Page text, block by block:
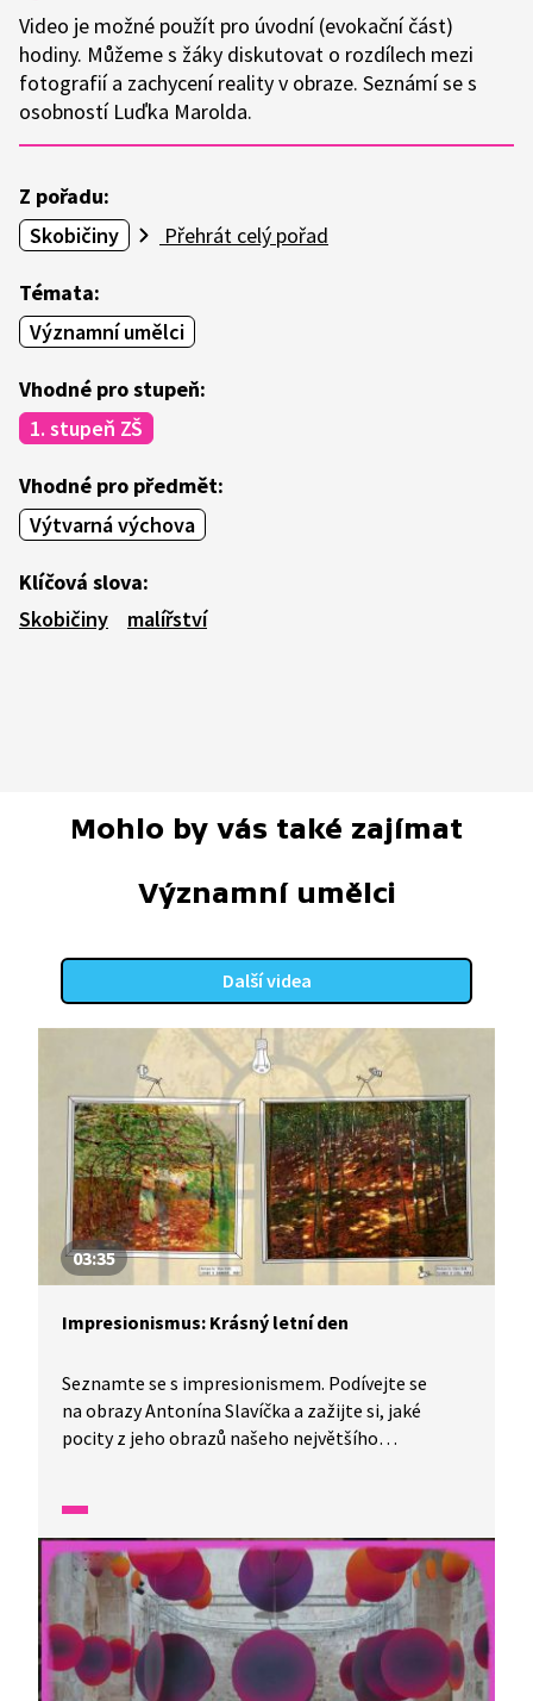
Video je možné použít pro úvodní (evokační část)
hodiny. Můžeme s žáky diskutovat o rozdílech mezi
fotografií a zachycení reality v obraze. Seznámí se s
osobností Luďka Marolda.
Z pořadu:
Skobičiny
Přehrát celý pořad
Témata:
Významní umělci
Vhodné pro stupeň:
1. stupeň ZŠ
Vhodné pro předmět:
Výtvarná výchova
Klíčová slova:
Skobičiny
malířství
Mohlo by vás také zajímat
Významní umělci
Další videa
03:35
Impresionismus: Krásný letní den
Seznamte se s impresionismem. Podívejte se
na obrazy Antonína Slavíčka a zažijte si, jaké
pocity z jeho obrazů našeho největšího
Podívejte se na epizodu ze Skobičin a dozvíte se
to.